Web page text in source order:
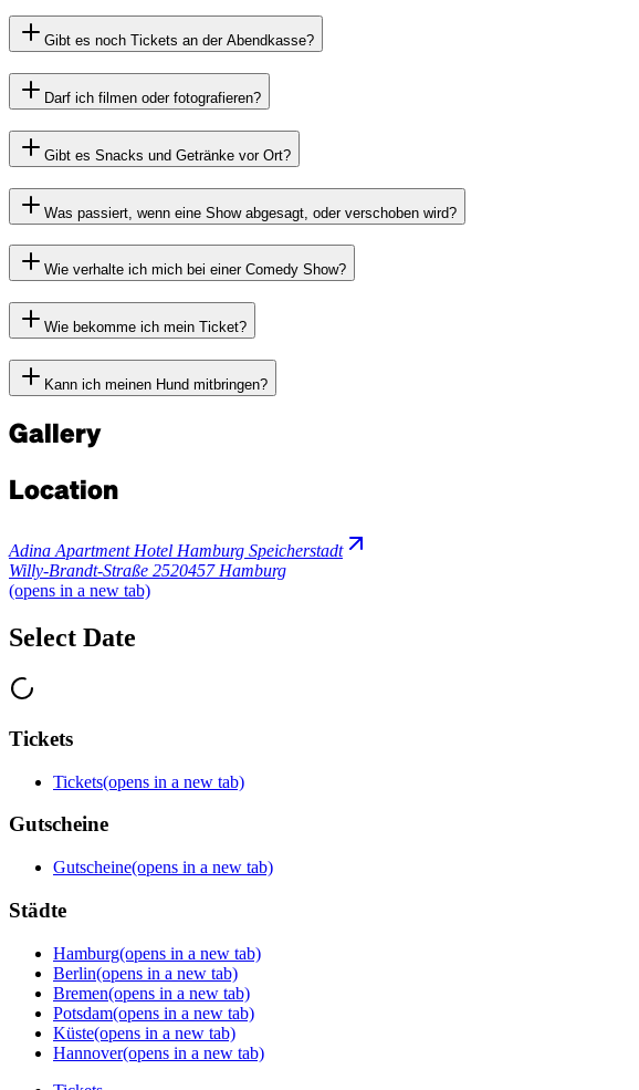
Gibt es noch Tickets an der Abendkasse?
Darf ich filmen oder fotografieren?
Gibt es Snacks und Getränke vor Ort?
Was passiert, wenn eine Show abgesagt, oder verschoben wird?
Wie verhalte ich mich bei einer Comedy Show?
Wie bekomme ich mein Ticket?
Kann ich meinen Hund mitbringen?
Gallery
Location
Adina Apartment Hotel Hamburg Speicherstadt
Willy-Brandt-Straße 2520457 Hamburg
(opens in a new tab)
Select Date
Tickets
Tickets(opens in a new tab)
Gutscheine
Gutscheine(opens in a new tab)
Städte
Hamburg(opens in a new tab)
Berlin(opens in a new tab)
Bremen(opens in a new tab)
Potsdam(opens in a new tab)
Küste(opens in a new tab)
Hannover(opens in a new tab)